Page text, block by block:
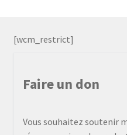
[wcm_restrict]
Faire un don
Vous souhaitez soutenir